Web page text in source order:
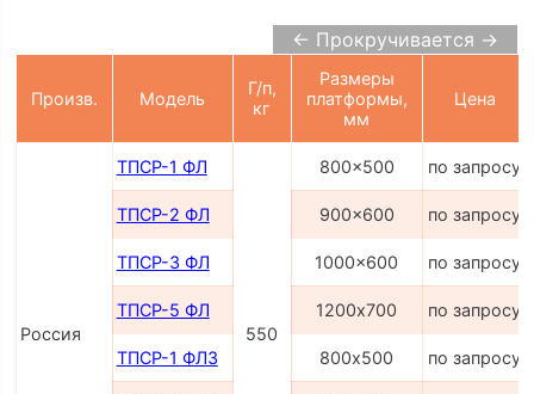
← Прокручивается →
Произв. Модель
Г/п,
кг
Размеры
платформы,
мм
Цена
Россия
ТПСР-1 ФЛ
550
800x500 по запросу
ТПСР-2 ФЛ 900x600 по запросу
ТПСР-3 ФЛ 1000x600 по запросу
ТПСР-5 ФЛ 1200х700 по запросу
ТПСР-1 ФЛЗ 800х500 по запросу